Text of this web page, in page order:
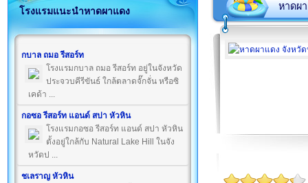
โรงแรมแนะนำหาดผาแดง
กบาล ถมอ รีสอร์ท
โรงแรมกบาล ถมอ รีสอร์ท อยู่ในจังหวัด
ประจวบคีรีขันธ์ ใกล้ตลาดจั๊กจั่น หรือซิ
เคด้า ...
กอซอ รีสอร์ท แอนด์ สปา หัวหิน
โรงแรมกอซอ รีสอร์ท แอนด์ สปา หัวหิน
ตั้งอยู่ใกล้กับ Natural Lake Hill ในจัง
หวัดป ...
ชเลราญ หัวหิน
หาดผ